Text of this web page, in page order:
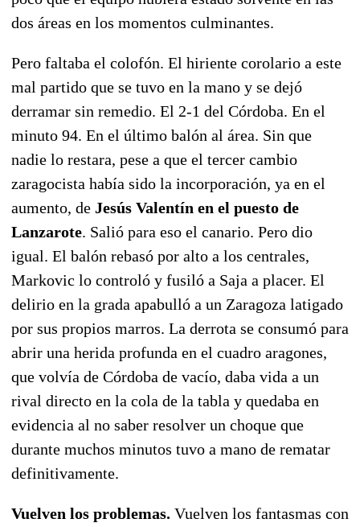
dos áreas en los momentos culminantes.
Pero faltaba el colofón. El hiriente corolario a este
mal partido que se tuvo en la mano y se dejó
derramar sin remedio. El 2-1 del Córdoba. En el
minuto 94. En el último balón al área. Sin que
nadie lo restara, pese a que el tercer cambio
zaragocista había sido la incorporación, ya en el
aumento, de Jesús Valentín en el puesto de
Lanzarote. Salió para eso el canario. Pero dio
igual. El balón rebasó por alto a los centrales,
Markovic lo controló y fusiló a Saja a placer. El
delirio en la grada apabulló a un Zaragoza latigado
por sus propios marros. La derrota se consumó para
abrir una herida profunda en el cuadro aragones,
que volvía de Córdoba de vacío, daba vida a un
rival directo en la cola de la tabla y quedaba en
evidencia al no saber resolver un choque que
durante muchos minutos tuvo a mano de rematar
definitivamente.
Vuelven los problemas. Vuelven los fantasmas con